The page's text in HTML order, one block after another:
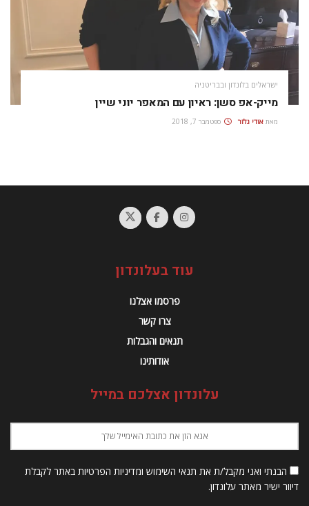
ישראלים בלונדון ובבריטניה
מייק-אפ סשן: ראיון עם המאפר יוני שיין
מאת אודי גלזר ספטמבר 7, 2018
עוד בעלונדון
פרסמו אצלנו
צרו קשר
תנאים והגבלות
אודותינו
עלונדון אצלכם במייל
הבנתי ואני מקבל/ת את תנאי השימוש ומדיניות הפרטיות באתר לקבלת
דיוור ישיר מאתר עלונדון.